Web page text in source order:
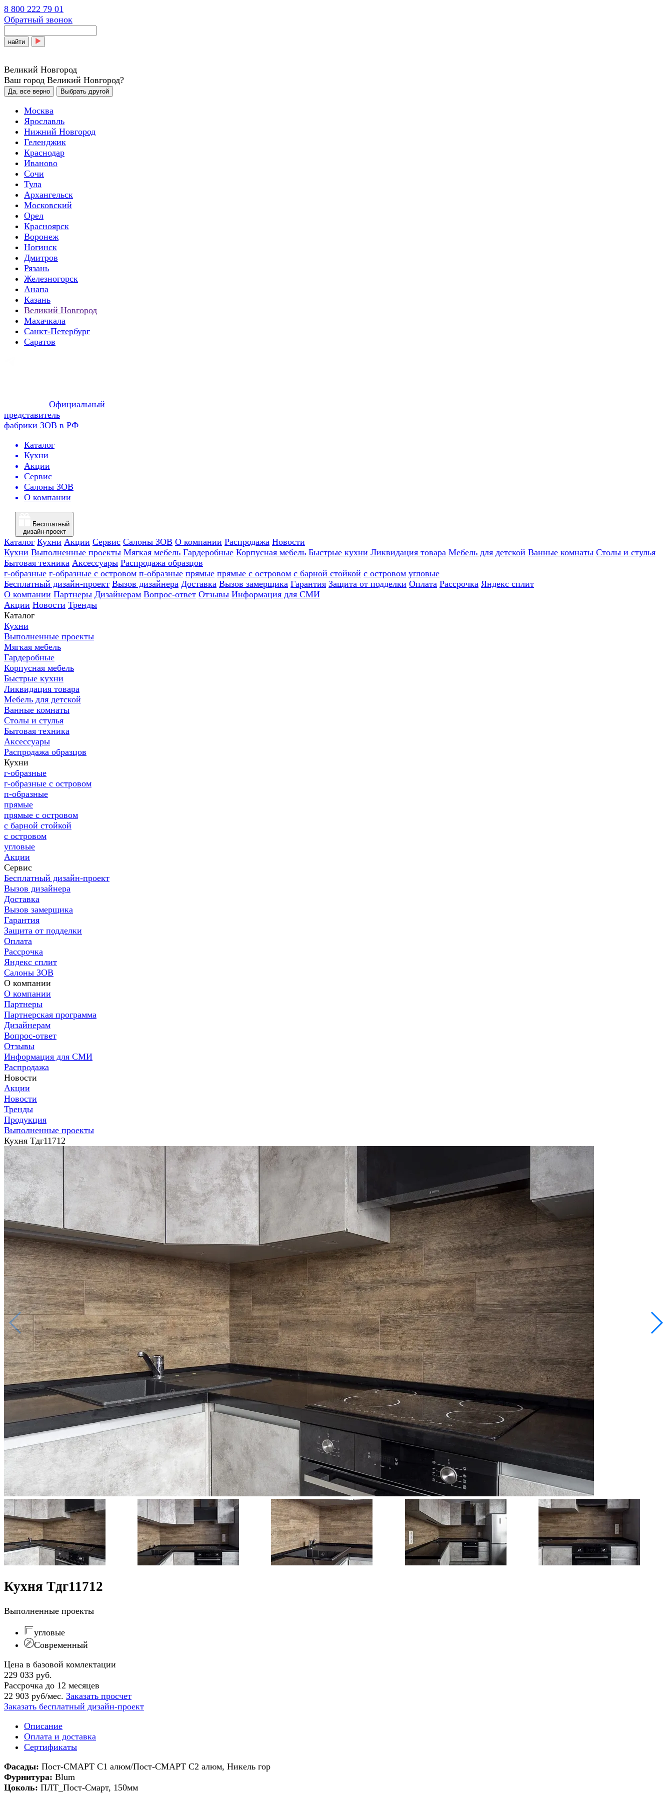
8 800 222 79 01
Обратный звонок
найти
Великий Новгород
Ваш город Великий Новгород?
Да, все верно Выбрать другой
Москва
Ярославль
Нижний Новгород
Геленджик
Краснодар
Иваново
Сочи
Тула
Архангельск
Московский
Орел
Красноярск
Воронеж
Ногинск
Дмитров
Рязань
Железногорск
Анапа
Казань
Великий Новгород
Махачкала
Санкт-Петербург
Саратов
Официальный
представитель
фабрики ЗОВ в РФ
Каталог
Кухни
Акции
Сервис
Салоны ЗОВ
О компании
Бесплатный
дизайн-проект
Каталог Кухни Акции Сервис Салоны ЗОВ О компании Распродажа Новости
Кухни Выполненные проекты Мягкая мебель Гардеробные Корпусная мебель Быстрые кухни Ликвидация товара Мебель для детской Ванные комнаты Столы и стулья
Бытовая техника Аксессуары Распродажа образцов
г-образные г-образные с островом п-образные прямые прямые с островом с барной стойкой с островом угловые
Бесплатный дизайн-проект Вызов дизайнера Доставка Вызов замерщика Гарантия Защита от подделки Оплата Рассрочка Яндекс сплит
О компании Партнеры Дизайнерам Вопрос-ответ Отзывы Информация для СМИ
Акции Новости Тренды
Каталог
Кухни
Выполненные проекты
Мягкая мебель
Гардеробные
Корпусная мебель
Быстрые кухни
Ликвидация товара
Мебель для детской
Ванные комнаты
Столы и стулья
Бытовая техника
Аксессуары
Распродажа образцов
Кухни
г-образные
г-образные с островом
п-образные
прямые
прямые с островом
с барной стойкой
с островом
угловые
Акции
Сервис
Бесплатный дизайн-проект
Вызов дизайнера
Доставка
Вызов замерщика
Гарантия
Защита от подделки
Оплата
Рассрочка
Яндекс сплит
Салоны ЗОВ
О компании
О компании
Партнеры
Партнерская программа
Дизайнерам
Вопрос-ответ
Отзывы
Информация для СМИ
Распродажа
Новости
Акции
Новости
Тренды
Продукция
Выполненные проекты
Кухня Тдг11712
Кухня Тдг11712
Выполненные проекты
угловые
Современный
Цена в базовой комлектации
229 033 руб.
Рассрочка до 12 месяцев
22 903 руб/мес. Заказать просчет
Заказать бесплатный дизайн-проект
Описание
Оплата и доставка
Сертификаты
Фасады: Пост-СМАРТ С1 алюм/Пост-СМАРТ С2 алюм, Никель гор
Фурнитура: Blum
Цоколь: ПЛТ_Пост-Смарт, 150мм